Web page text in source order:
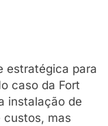
estratégica para
caso da Fort
instalação de
custos, mas